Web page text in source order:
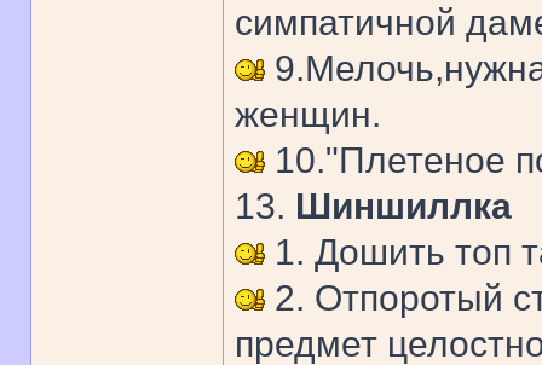
симпатичной
женщин.
10."Плетеное
13. Шиншиллка
1. Дошить топ
2. Отпоротый
предмет